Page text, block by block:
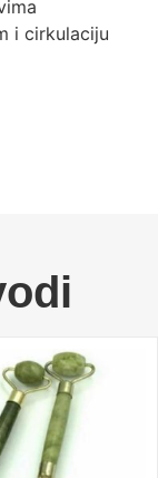
i cirkulaciju